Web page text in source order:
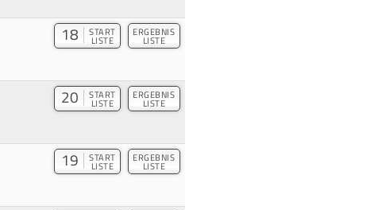
18 START
LISTE
ERGEBNIS
LISTE
20 START
LISTE
ERGEBNIS
LISTE
19 START
LISTE
ERGEBNIS
LISTE